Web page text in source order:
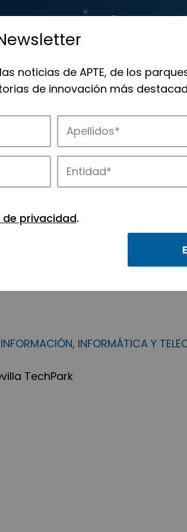
en los parques de APTE.
INFORMACIÓN, INFORMÁTICA Y
TechPark
noticias de APTE, de los
de innovación más
privacidad.